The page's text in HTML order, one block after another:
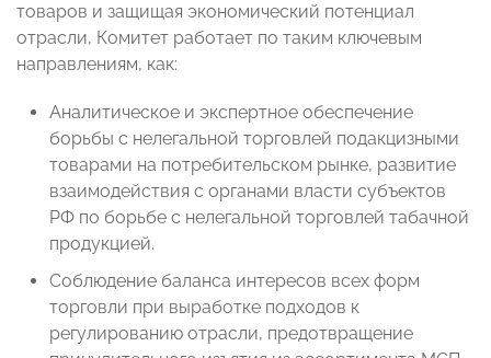
товаров и защищая экономический потенциал
отрасли, Комитет работает по таким ключевым
направлениям, как:
Аналитическое и экспертное обеспечение
борьбы с нелегальной торговлей подакцизными
товарами на потребительском рынке, развитие
взаимодействия с органами власти субъектов
РФ по борьбе с нелегальной торговлей табачной
продукцией.
Соблюдение баланса интересов всех форм
торговли при выработке подходов к
регулированию отрасли, предотвращение